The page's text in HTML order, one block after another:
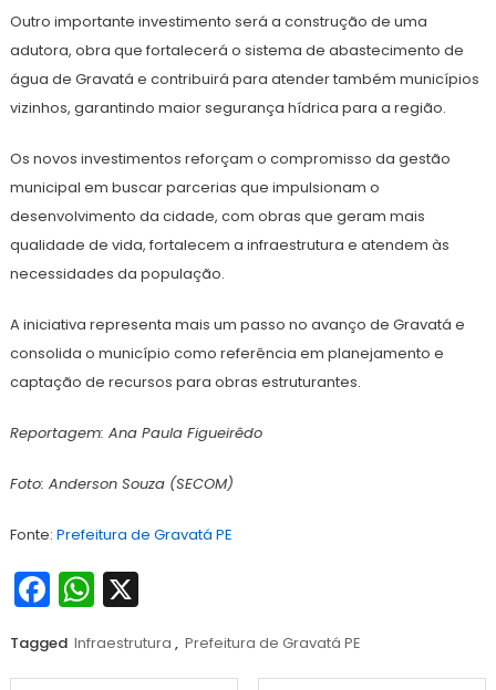
Outro importante investimento será a construção de uma
adutora, obra que fortalecerá o sistema de abastecimento de
água de Gravatá e contribuirá para atender também municípios
vizinhos, garantindo maior segurança hídrica para a região.
Os novos investimentos reforçam o compromisso da gestão
municipal em buscar parcerias que impulsionam o
desenvolvimento da cidade, com obras que geram mais
qualidade de vida, fortalecem a infraestrutura e atendem às
necessidades da população.
A iniciativa representa mais um passo no avanço de Gravatá e
consolida o município como referência em planejamento e
captação de recursos para obras estruturantes.
Reportagem: Ana Paula Figueirêdo
Foto: Anderson Souza (SECOM)
Fonte: Prefeitura de Gravatá PE
Facebook
WhatsApp
X
Tagged Infraestrutura , Prefeitura de Gravatá PE